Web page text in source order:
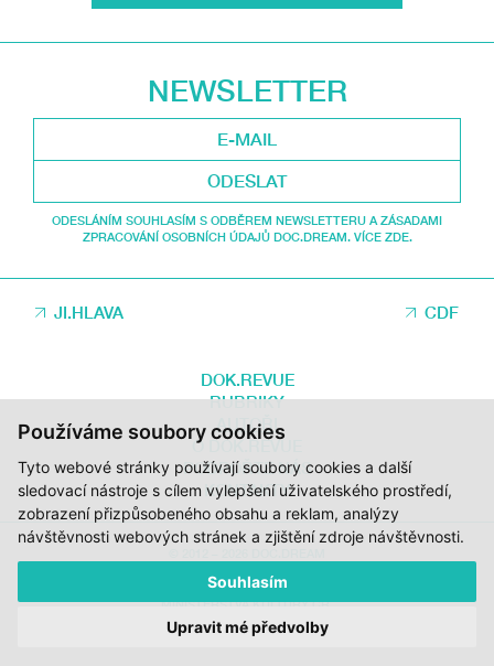
Používáme soubory cookies
Tyto webové stránky používají soubory cookies a další
sledovací nástroje s cílem vylepšení uživatelského prostředí,
zobrazení přizpůsobeného obsahu a reklam, analýzy
návštěvnosti webových stránek a zjištění zdroje návštěvnosti.
Souhlasím
Upravit mé předvolby
NEWSLETTER
ODESLAT
ODESLÁNÍM SOUHLASÍM S ODBĚREM NEWSLETTERU A ZÁSADAMI
ZPRACOVÁNÍ OSOBNÍCH ÚDAJŮ DOC.DREAM. VÍCE ZDE.
JI.HLAVA CDF
DOK.REVUE
RUBRIKY
AUTOŘI
O DOK.REVUE
PODPOŘTE NÁS
KONTAKTY
ZA PODPORY STÁTNÍHO FONDU KINEMATOGRAFIE, KRAJE VYSOČINA A
MINISTERSTVA KULTURY ČR.
DESIGN:HMSDESIGN KÓD:S2 STUDIO